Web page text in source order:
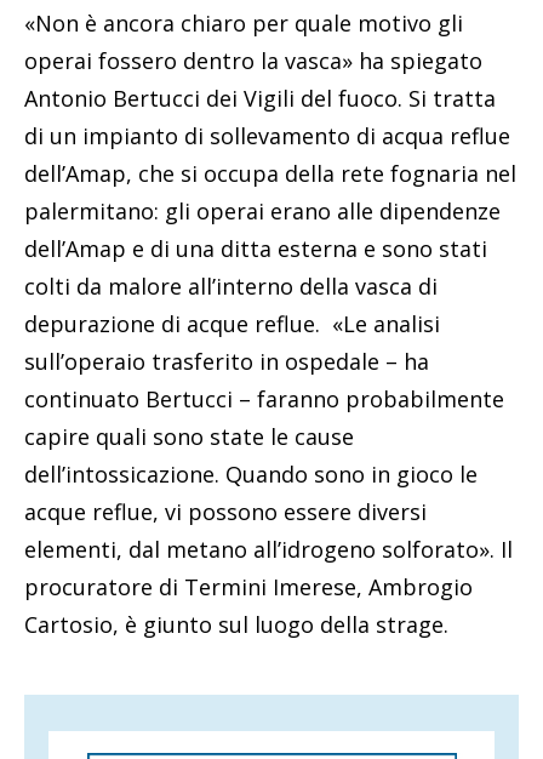
«Non è ancora chiaro per quale motivo gli
operai fossero dentro la vasca» ha spiegato
Antonio Bertucci dei Vigili del fuoco. Si tratta
di un impianto di sollevamento di acqua reflue
dell’Amap, che si occupa della rete fognaria nel
palermitano: gli operai erano alle dipendenze
dell’Amap e di una ditta esterna e sono stati
colti da malore all’interno della vasca di
depurazione di acque reflue. «Le analisi
sull’operaio trasferito in ospedale – ha
continuato Bertucci – faranno probabilmente
capire quali sono state le cause
dell’intossicazione. Quando sono in gioco le
acque reflue, vi possono essere diversi
elementi, dal metano all’idrogeno solforato». Il
procuratore di Termini Imerese, Ambrogio
Cartosio, è giunto sul luogo della strage.